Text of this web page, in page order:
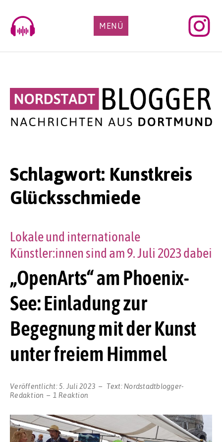
content
MENÜ
Schlagwort: Kunstkreis
Glücksschmiede
„OpenArts“ am Phoenix-
See: Einladung zur
Begegnung mit der Kunst
unter freiem Himmel
Lokale und internationale
Künstler:innen sind am 9. Juli 2023 dabei
Veröffentlicht:5. Juli 2023 Text: Nordstadtblogger-
Redaktion
1 Reaktion